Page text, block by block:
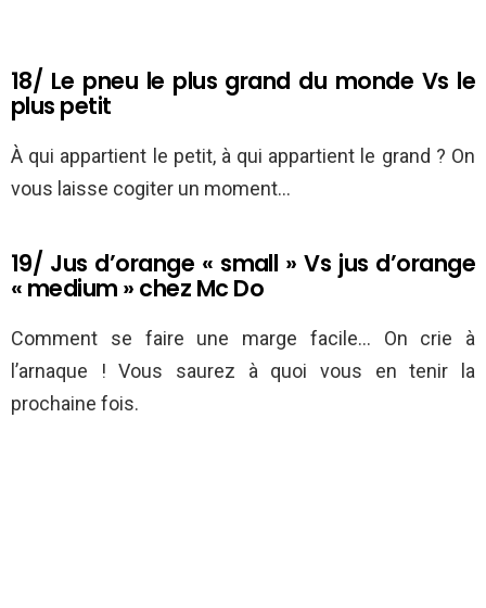
18/ Le pneu le plus grand du monde Vs le
plus petit
À qui appartient le petit, à qui appartient le grand ? On
vous laisse cogiter un moment…
19/ Jus d’orange « small » Vs jus d’orange
« medium » chez Mc Do
Comment se faire une marge facile… On crie à
l’arnaque ! Vous saurez à quoi vous en tenir la
prochaine fois.